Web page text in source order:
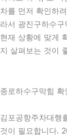
차를 먼저 확인하
라서 광진구하수
현재 상황에 맞게
지 살펴보는 것이
종로하수구막힘
김포공항주차대행
것이 필요합니다.